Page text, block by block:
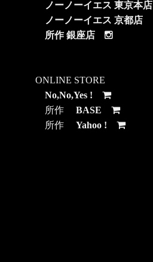
ノーノーイエス 東京本店
ノーノーイエス 京都店
所作 銀座店
ONLINE STORE
No,No,Yes !
所作 BASE
所作 Yahoo !